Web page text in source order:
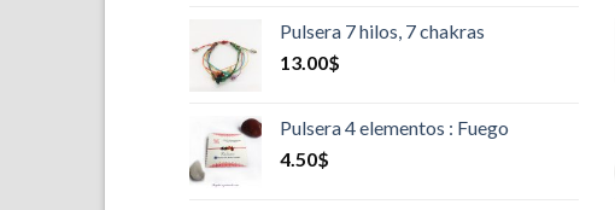
Pulsera 7 hilos, 7 chakras
13.00$
Pulsera 4 elementos : Fuego
4.50$